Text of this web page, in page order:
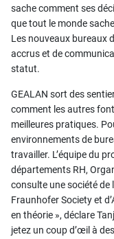
sache comment ses
que tout le monde
Les nouveaux bureaux
accrus et de
statut.
GEALAN sort des
comment les autres
meilleures pratiques.
environnements de
travailler. L’équipe du
départements RH,
consulte une société de
Fraunhofer Society et
en théorie », déclare
jetez un coup d’œil à